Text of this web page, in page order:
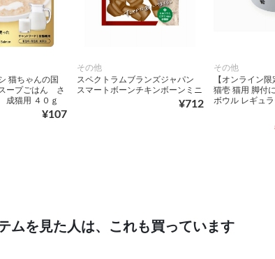
猫ちゃんの国
ープごはん さ
成猫用 ４０ｇ
¥107
その他
スペクトラムブランズジャパン
スマートボーンチキンボーンミニ
¥712
その他
【オンライン
猫壱 猫用 脚付
ボウル レギュラ
ムを見た人は、これも買っています